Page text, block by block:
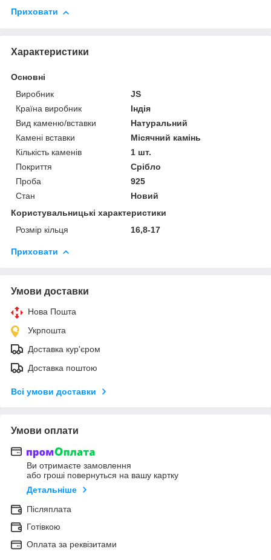
Приховати
Характеристики
Основні
Виробник
JS
Країна виробник
Індія
Вид каменю/вставки
Натуральний
Камені вставки
Місячний камінь
Кількість каменів
1 шт.
Покриття
Срібло
Проба
925
Стан
Новий
Користувальницькі характеристики
Розмір кільця
16,8-17
Приховати
Умови доставки
Нова Пошта
Укрпошта
Доставка кур'єром
Доставка поштою
Всі умови доставки
Умови оплати
Ви отримаєте замовлення
або гроші повернуться на вашу картку
Детальніше
Післяплата
Готівкою
Оплата за реквізитами